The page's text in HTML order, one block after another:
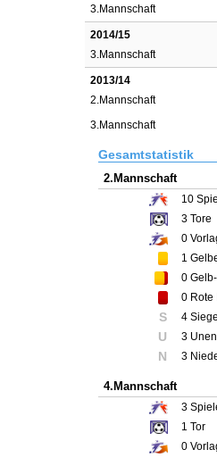
3.Mannschaft
2014/15
3.Mannschaft
2013/14
2.Mannschaft
3.Mannschaft
Gesamtstatistik
2.Mannschaft
10
3 Tore
0
1
0
0 Rote
S 4
U 3
N 3
4.Mannschaft
3
1 Tor
0